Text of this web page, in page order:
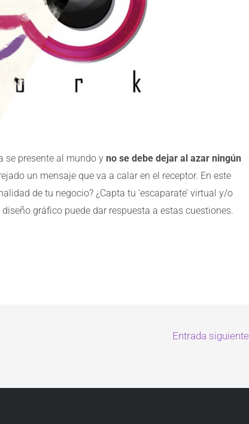
se presente al mundo yno se debe dejar al azar ningún
un mensaje que va a calar en el receptor. En este
de tu negocio? ¿Capta tu ‘escaparate’ virtual y/o
gráfico puede dar respuesta a estas cuestiones.
Entrada siguiente